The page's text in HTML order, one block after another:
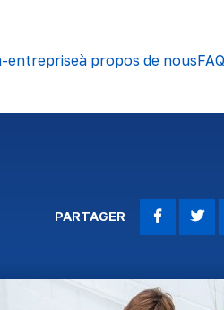
entrepriseà propos de nousFAQ
PARTAGER